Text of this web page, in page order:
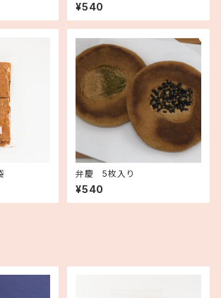
¥540
弁慶 5枚入り
¥540